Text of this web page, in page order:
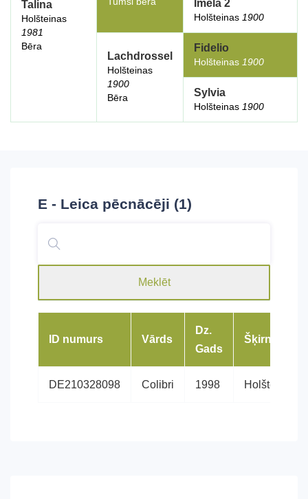
Talina
Holšteinas
1981
Bēra
Imela 2
Holšteinas 1900
Lachdrossel
Holšteinas
1900
Bēra
Fidelio
Holšteinas 1900
Sylvia
Holšteinas 1900
E - Leica pēcnācēji (1)
Meklēt
ID numurs Vārds
Dz.
Gads
Šķirne
DE210328098 Colibri 1998 Holšteinas